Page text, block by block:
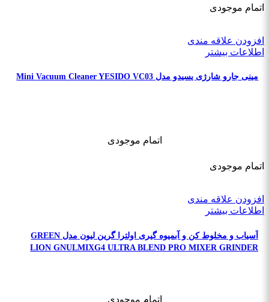
اتمام موجودی
افزودن علاقه مندی
اطلاعات بیشتر
مینی جارو شارژی یسیدو مدل Mini Vacuum Cleaner YESIDO VC03
اتمام موجودی
اتمام موجودی
افزودن علاقه مندی
اطلاعات بیشتر
آسیاب و مخلوط کن و آبمیوه گیری اولترا گرین لیون مدل GREEN
LION GNULMIXG4 ULTRA BLEND PRO MIXER GRINDER
اتمام موجودی